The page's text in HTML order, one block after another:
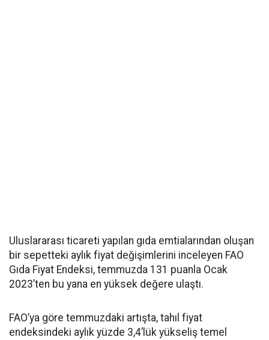
Uluslararası ticareti yapılan gıda emtialarından oluşan
bir sepetteki aylık fiyat değişimlerini inceleyen FAO
Gıda Fiyat Endeksi, temmuzda 131 puanla Ocak
2023’ten bu yana en yüksek değere ulaştı.
FAO’ya göre temmuzdaki artışta, tahıl fiyat
endeksindeki aylık yüzde 3,4’lük yükseliş temel